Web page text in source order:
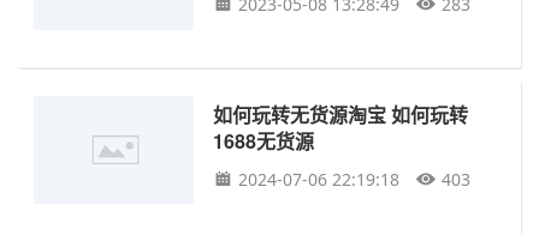
如何玩转无货源淘宝 如何玩转
1688无货源
2024-07-06 22:19:18 403